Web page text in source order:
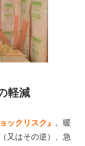
軽減
ックリスク』
。暖
又はその逆）、急